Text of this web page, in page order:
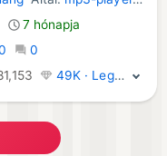
7 hónapja
0
49K · Legenda